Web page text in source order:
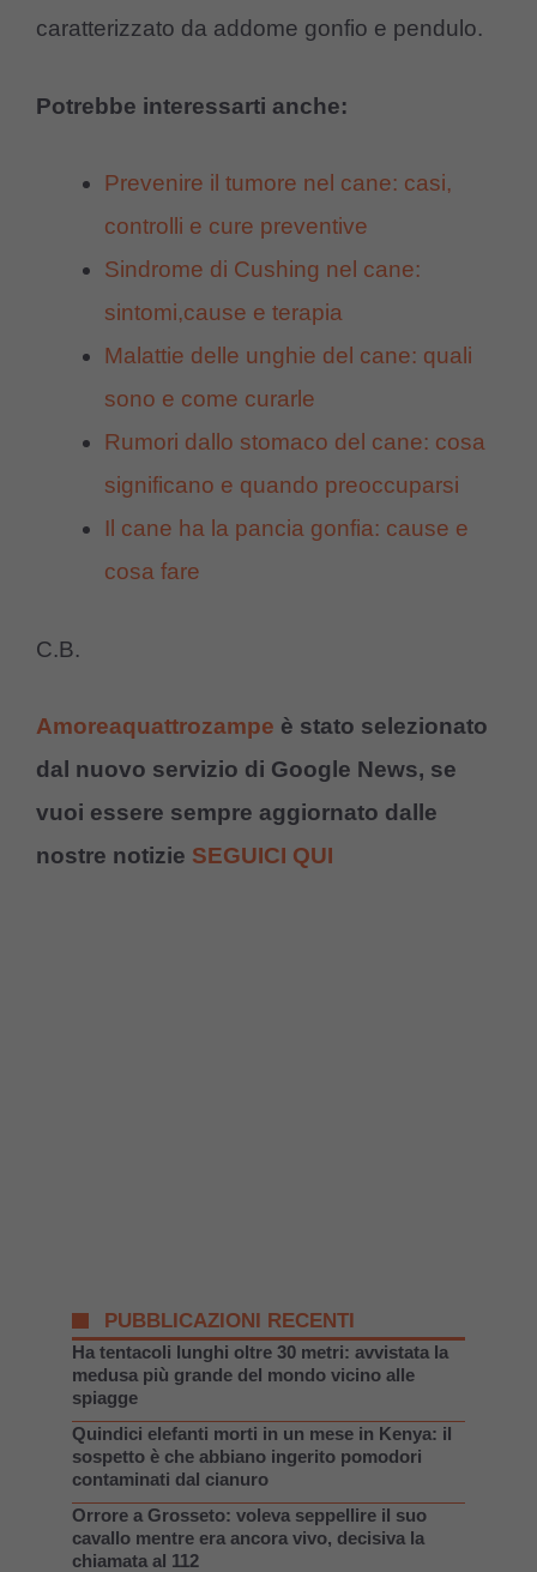
caratterizzato da addome gonfio e pendulo.
Potrebbe interessarti anche:
Prevenire il tumore nel cane: casi,
controlli e cure preventive
Sindrome di Cushing nel cane:
sintomi,cause e terapia
Malattie delle unghie del cane: quali
sono e come curarle
Rumori dallo stomaco del cane: cosa
significano e quando preoccuparsi
Il cane ha la pancia gonfia: cause e
cosa fare
C.B.
Amoreaquattrozampe è stato selezionato
dal nuovo servizio di Google News, se
vuoi essere sempre aggiornato dalle
nostre notizie SEGUICI QUI
PUBBLICAZIONI RECENTI
Ha tentacoli lunghi oltre 30 metri: avvistata la
medusa più grande del mondo vicino alle
spiagge
Quindici elefanti morti in un mese in Kenya: il
sospetto è che abbiano ingerito pomodori
contaminati dal cianuro
Orrore a Grosseto: voleva seppellire il suo
cavallo mentre era ancora vivo, decisiva la
chiamata al 112